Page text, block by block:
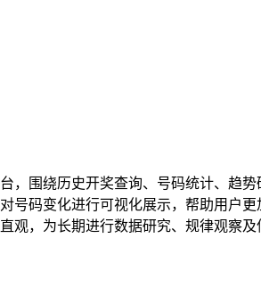
围绕历史开奖查询、号码统计、趋
号码变化进行可视化展示，帮助用户
，为长期进行数据研究、规律观察及